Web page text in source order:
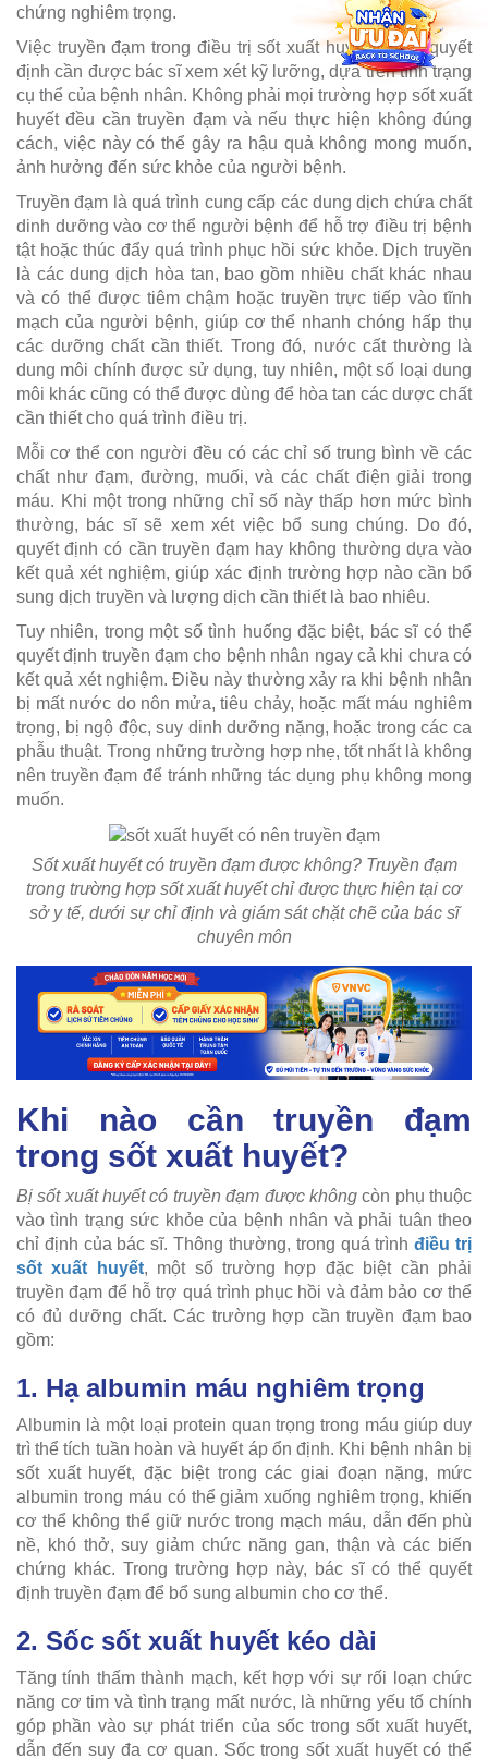
chứng nghiêm trọng.
Việc truyền đạm trong điều trị sốt xuất huyết là một quyết
định cần được bác sĩ xem xét kỹ lưỡng, dựa trên tình trạng
cụ thể của bệnh nhân. Không phải mọi trường hợp sốt xuất
huyết đều cần truyền đạm và nếu thực hiện không đúng
cách, việc này có thể gây ra hậu quả không mong muốn,
ảnh hưởng đến sức khỏe của người bệnh.
Truyền đạm là quá trình cung cấp các dung dịch chứa chất
dinh dưỡng vào cơ thể người bệnh để hỗ trợ điều trị bệnh
tật hoặc thúc đẩy quá trình phục hồi sức khỏe. Dịch truyền
là các dung dịch hòa tan, bao gồm nhiều chất khác nhau
và có thể được tiêm chậm hoặc truyền trực tiếp vào tĩnh
mạch của người bệnh, giúp cơ thể nhanh chóng hấp thụ
các dưỡng chất cần thiết. Trong đó, nước cất thường là
dung môi chính được sử dụng, tuy nhiên, một số loại dung
môi khác cũng có thể được dùng để hòa tan các dược chất
cần thiết cho quá trình điều trị.
Mỗi cơ thể con người đều có các chỉ số trung bình về các
chất như đạm, đường, muối, và các chất điện giải trong
máu. Khi một trong những chỉ số này thấp hơn mức bình
thường, bác sĩ sẽ xem xét việc bổ sung chúng. Do đó,
quyết định có cần truyền đạm hay không thường dựa vào
kết quả xét nghiệm, giúp xác định trường hợp nào cần bổ
sung dịch truyền và lượng dịch cần thiết là bao nhiêu.
Tuy nhiên, trong một số tình huống đặc biệt, bác sĩ có thể
quyết định truyền đạm cho bệnh nhân ngay cả khi chưa có
kết quả xét nghiệm. Điều này thường xảy ra khi bệnh nhân
bị mất nước do nôn mửa, tiêu chảy, hoặc mất máu nghiêm
trọng, bị ngộ độc, suy dinh dưỡng nặng, hoặc trong các ca
phẫu thuật. Trong những trường hợp nhẹ, tốt nhất là không
nên truyền đạm để tránh những tác dụng phụ không mong
muốn.
Sốt xuất huyết có truyền đạm được không? Truyền đạm
trong trường hợp sốt xuất huyết chỉ được thực hiện tại cơ
sở y tế, dưới sự chỉ định và giám sát chặt chẽ của bác sĩ
chuyên môn
Khi nào cần truyền đạm
trong sốt xuất huyết?
Bị sốt xuất huyết có truyền đạm được khôngcòn phụ thuộc
vào tình trạng sức khỏe của bệnh nhân và phải tuân theo
chỉ định của bác sĩ. Thông thường, trong quá trìnhđiều trị
sốt xuất huyết, một số trường hợp đặc biệt cần phải
truyền đạm để hỗ trợ quá trình phục hồi và đảm bảo cơ thể
có đủ dưỡng chất. Các trường hợp cần truyền đạm bao
gồm:
1. Hạ albumin máu nghiêm trọng
Albumin là một loại protein quan trọng trong máu giúp duy
trì thể tích tuần hoàn và huyết áp ổn định. Khi bệnh nhân bị
sốt xuất huyết, đặc biệt trong các giai đoạn nặng, mức
albumin trong máu có thể giảm xuống nghiêm trọng, khiến
cơ thể không thể giữ nước trong mạch máu, dẫn đến phù
nề, khó thở, suy giảm chức năng gan, thận và các biến
chứng khác. Trong trường hợp này, bác sĩ có thể quyết
định truyền đạm để bổ sung albumin cho cơ thể.
2. Sốc sốt xuất huyết kéo dài
Tăng tính thấm thành mạch, kết hợp với sự rối loạn chức
năng cơ tim và tình trạng mất nước, là những yếu tố chính
góp phần vào sự phát triển của sốc trong sốt xuất huyết,
dẫn đến suy đa cơ quan. Sốc trong sốt xuất huyết có thể